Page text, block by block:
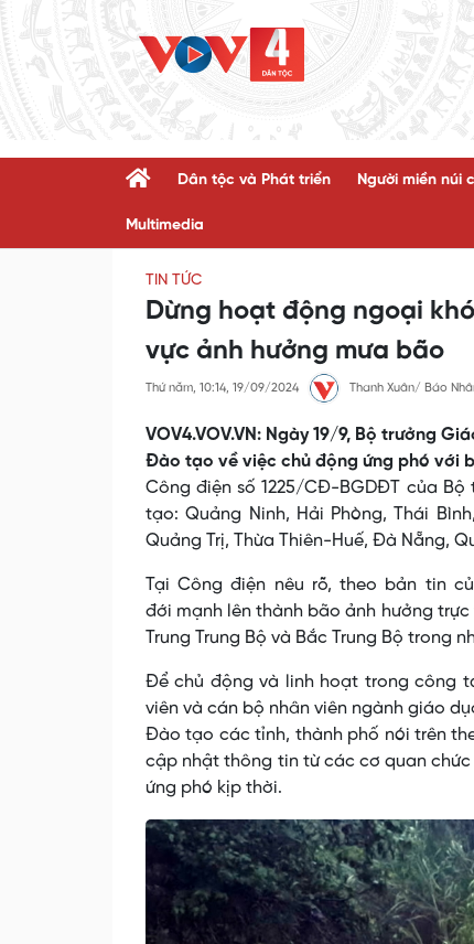
Dân tộc và Phát triển Người miền núi
Multimedia
TIN TỨC
Dừng hoạt động ngoại
vực ảnh hưởng mưa bão
Thứ năm, 10:14, 19/09/2024 Thanh Xuân/ Báo
VOV4.VOV.VN: Ngày 19/9, Bộ trưởng
Đào tạo về việc chủ động ứng phó với
Công điện số 1225/CĐ-BGDĐT của
tạo: Quảng Ninh, Hải Phòng, Thái
Quảng Trị, Thừa Thiên-Huế, Đà Nẵng,
Tại Công điện nêu rõ, theo bản tin
đới mạnh lên thành bão ảnh hưởng
Trung Trung Bộ và Bắc Trung Bộ trong
Để chủ động và linh hoạt trong công
viên và cán bộ nhân viên ngành giáo
Đào tạo các tỉnh, thành phố nói trên
cập nhật thông tin từ các cơ quan
ứng phó kịp thời.